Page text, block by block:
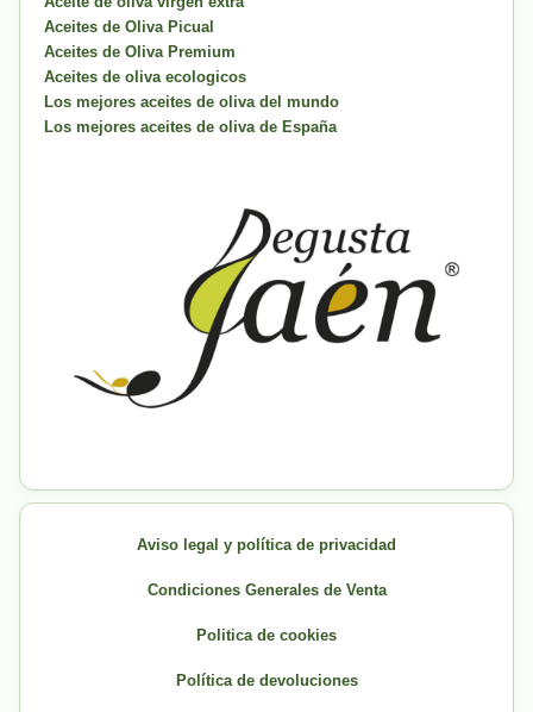
Aceites de Oliva Picual
Aceites de Oliva Premium
Aceites de oliva ecologicos
Los mejores aceites de oliva del mundo
Los mejores aceites de oliva de España
Aviso legal y política de privacidad
Condiciones Generales de Venta
Politica de cookies
Política de devoluciones